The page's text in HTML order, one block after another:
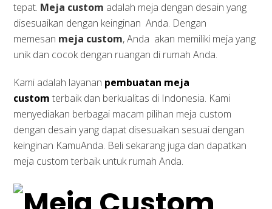
tepat. Meja custom adalah meja dengan desain yang
disesuaikan dengan keinginan Anda. Dengan
memesan meja custom, Anda akan memiliki meja yang
unik dan cocok dengan ruangan di rumah Anda.
Kami adalah layanan pembuatan meja
custom terbaik dan berkualitas di Indonesia. Kami
menyediakan berbagai macam pilihan meja custom
dengan desain yang dapat disesuaikan sesuai dengan
keinginan KamuAnda. Beli sekarang juga dan dapatkan
meja custom terbaik untuk rumah Anda.